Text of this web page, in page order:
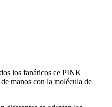
los fanáticos de PINK
manos con la molécula de